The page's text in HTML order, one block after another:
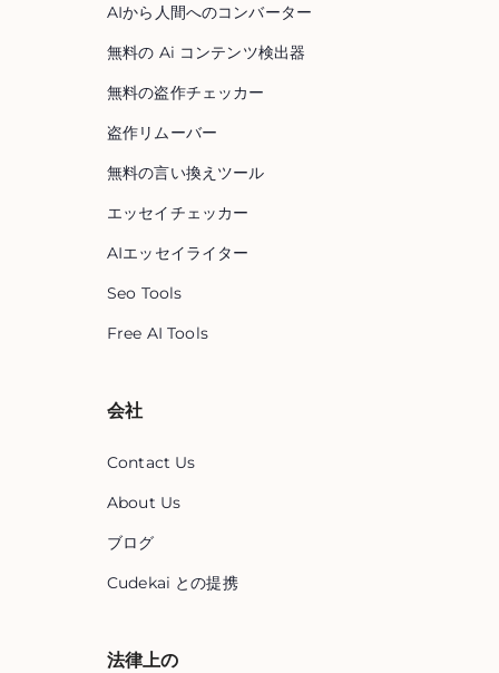
AIから人間へのコンバーター
無料の Ai コンテンツ検出器
無料の盗作チェッカー
盗作リムーバー
無料の言い換えツール
エッセイチェッカー
AIエッセイライター
Seo Tools
Free AI Tools
会社
Contact Us
About Us
ブログ
Cudekai との提携
法律上の